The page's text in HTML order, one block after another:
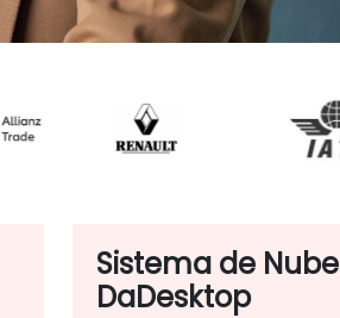
Sistema de Nube
DaDesktop